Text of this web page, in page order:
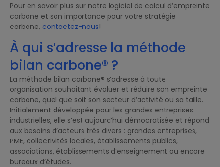
Pour en savoir plus sur notre logiciel de calcul d’empreinte
carbone et son importance pour votre stratégie
carbone, contactez-nous!
À qui s’adresse la méthode
bilan carbone® ?
La méthode bilan carbone® s’adresse à toute
organisation souhaitant évaluer et réduire son empreinte
carbone, quel que soit son secteur d’activité ou sa taille.
Initialement développée pour les grandes entreprises
industrielles, elle s’est aujourd’hui démocratisée et répond
aux besoins d’acteurs très divers : grandes entreprises,
PME, collectivités locales, établissements publics,
associations, établissements d’enseignement ou encore
bureaux d’études.